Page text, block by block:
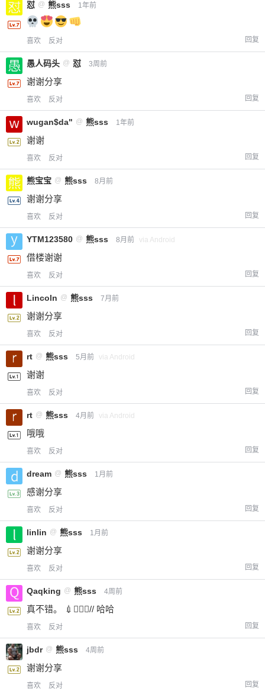
怼 @ 熊sss 1年前
喜欢 反对 回复
愚人码头 @ 怼 3周前
谢谢分享
喜欢 反对 回复
wugan$da" @ 熊sss 1年前
谢谢
喜欢 反对 回复
熊宝宝 @ 熊sss 8月前
谢谢分享
喜欢 反对 回复
YTM123580 @ 熊sss 8月前 via Android
借楼谢谢
喜欢 反对 回复
Lincoln @ 熊sss 7月前
谢谢分享
喜欢 反对 回复
rt @ 熊sss 5月前 via Android
谢谢
喜欢 反对 回复
rt @ 熊sss 4月前 via Android
哦哦
喜欢 反对 回复
dream @ 熊sss 1月前
感谢分享
喜欢 反对 回复
linlin @ 熊sss 1月前
谢谢分享
喜欢 反对 回复
Qaqking @ 熊sss 4周前
真不错。 💉🙅‍♂️❌// 哈哈
喜欢 反对 回复
jbdr @ 熊sss 4周前
谢谢分享
喜欢 反对 回复